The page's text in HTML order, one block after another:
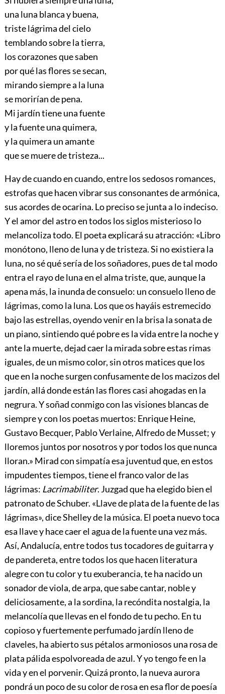
una luna blanca y buena,
triste lágrima del cielo
temblando sobre la tierra,
los corazones que saben
por qué las flores se secan,
mirando siempre a la luna
se morirían de pena.
Mi jardín tiene una fuente
y la fuente una quimera,
y la quimera un amante
que se muere de tristeza...
Hay de cuando en cuando, entre los sedosos romances,
estrofas que hacen vibrar sus consonantes de armónica,
sus acordes de ocarina. Lo preciso se junta a lo indeciso.
Y el amor del astro en todos los siglos misterioso lo
melancoliza todo. El poeta explicará su atracción: «Libro
monótono, lleno de luna y de tristeza. Si no existiera la
luna, no sé qué sería de los soñadores, pues de tal modo
entra el rayo de luna en el alma triste, que, aunque la
apena más, la inunda de consuelo: un consuelo lleno de
lágrimas, como la luna. Los que os hayáis estremecido
bajo las estrellas, oyendo venir en la brisa la sonata de
un piano, sintiendo qué pobre es la vida entre la noche y
ante la muerte, dejad caer la mirada sobre estas rimas
iguales, de un mismo color, sin otros matices que los
que en la noche surgen confusamente de los macizos del
jardín, allá donde están las flores casi ahogadas en la
negrura. Y soñad conmigo con las visiones blancas de
siempre y con los poetas muertos: Enrique Heine,
Gustavo Becquer, Pablo Verlaine, Alfredo de Musset; y
lloremos juntos por nosotros y por todos los que nunca
lloran.» Mirad con simpatía esa juventud que, en estos
impudentes tiempos, tiene el franco valor de las
lágrimas: Lacrimabiliter. Juzgad que ha elegido bien el
patronato de Schuber. «Llave de plata de la fuente de las
lágrimas», dice Shelley de la música. El poeta nuevo toca
esa llave y hace caer el agua de la fuente una vez más.
Así, Andalucía, entre todos tus tocadores de guitarra y
de pandereta, entre todos los que hacen literatura
alegre con tu color y tu exuberancia, te ha nacido un
sonador de viola, de arpa, que sabe cantar, noble y
deliciosamente, a la sordina, la recóndita nostalgia, la
melancolía que llevas en el fondo de tu pecho. En tu
copioso y fuertemente perfumado jardín lleno de
claveles, ha abierto sus pétalos armoniosos una rosa de
plata pálida espolvoreada de azul. Y yo tengo fe en la
vida y en el porvenir. Quizá pronto, la nueva aurora
pondrá un poco de su color de rosa en esa flor de poesía